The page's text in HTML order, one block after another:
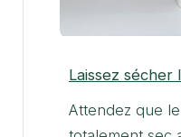
Laissez sécher
Attendez que